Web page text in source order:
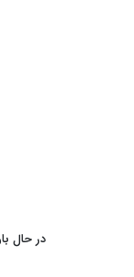
در حال